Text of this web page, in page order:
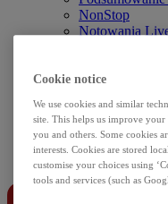
NonStop
Notowania
Kalendarz
Sentyment
Rolowania
Kontakt
Cookie notice
We use cookies and similar
site. This helps us improve
you and others. Some cookies
interests. Cookies are stored
customise your choices using
tools and services (such as